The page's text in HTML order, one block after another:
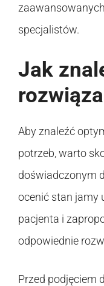
specjalistów.
Jak
Aby znaleźć
potrzeb, warto
doświadczonym
ocenić stan jamy
pacjenta i
odpowiednie
Przed podjęciem